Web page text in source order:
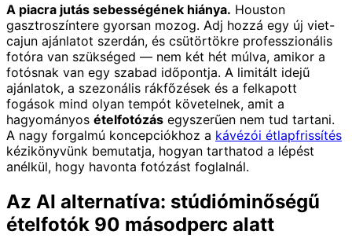
A piacra jutás sebességének hiánya. Houston
gasztroszíntere gyorsan mozog. Adj hozzá egy új viet-
cajun ajánlatot szerdán, és csütörtökre professzionális
fotóra van szükséged — nem két hét múlva, amikor a
fotósnak van egy szabad időpontja. A limitált idejű
ajánlatok, a szezonális rákfőzések és a felkapott
fogások mind olyan tempót követelnek, amit a
hagyományos ételfotózás egyszerűen nem tud tartani.
A nagy forgalmú koncepciókhoz a kávézói étlapfrissítés
kézikönyvünk bemutatja, hogyan tarthatod a lépést
anélkül, hogy havonta fotózást foglalnál.
Az AI alternatíva: stúdióminőségű
ételfotók 90 másodperc alatt